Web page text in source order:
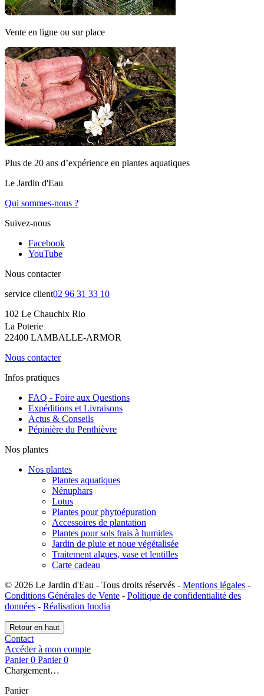
Vente en ligne ou sur place
Plus de 20 ans d’expérience en plantes aquatiques
Le Jardin d'Eau
Qui sommes-nous ?
Suivez-nous
Facebook
YouTube
Nous contacter
service client02 96 31 33 10
102 Le Chauchix Rio
La Poterie
22400 LAMBALLE-ARMOR
Nous contacter
Infos pratiques
FAQ - Foire aux Questions
Expéditions et Livraisons
Actus & Conseils
Pépinière du Penthièvre
Nos plantes
Nos plantes
Plantes aquatiques
Nénuphars
Lotus
Plantes pour phytoépuration
Accessoires de plantation
Plantes pour sols frais à humides
Jardin de pluie et noue végétalisée
Traitement algues, vase et lentilles
Carte cadeau
© 2026 Le Jardin d'Eau - Tous droits réservés - Mentions légales -
Conditions Générales de Vente - Politique de confidentialité des
données - Réalisation Inodia
Retour en haut
Contact
Accéder à mon compte
Panier 0 Panier 0
Chargement…
Panier